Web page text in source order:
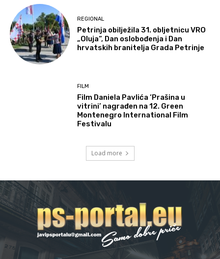
REGIONAL
Petrinja obilježila 31. obljetnicu VRO
„Oluja“, Dan oslobođenja i Dan
hrvatskih branitelja Grada Petrinje
FILM
Film Daniela Pavlića ‘Prašina u
vitrini’ nagrađen na 12. Green
Montenegro International Film
Festivalu
Load more